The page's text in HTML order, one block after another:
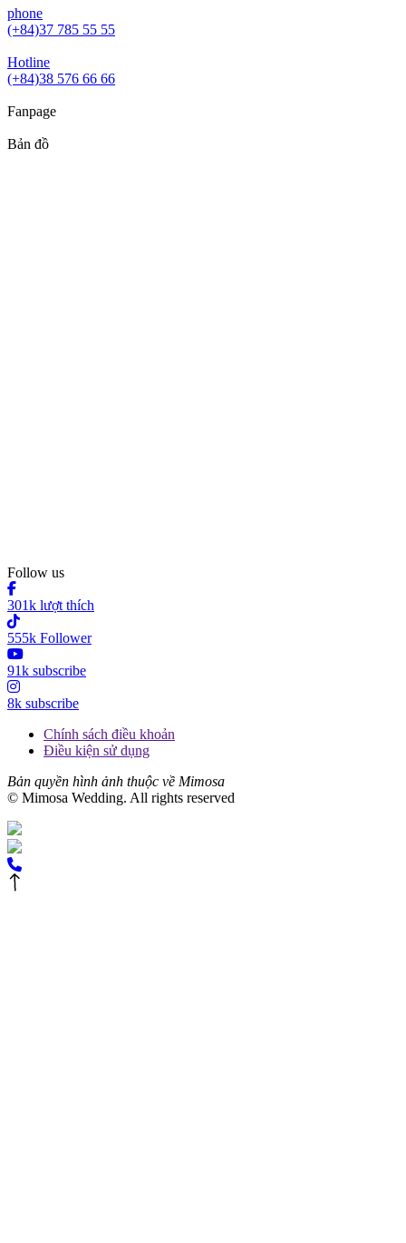
phone
(+84)37 785 55 55
Hotline
(+84)38 576 66 66
Fanpage
Bản đồ
Follow us
301k lượt thích
555k Follower
91k subscribe
8k subscribe
Chính sách điều khoản
Điều kiện sử dụng
Bản quyền hình ảnh thuộc về Mimosa
© Mimosa Wedding. All rights reserved